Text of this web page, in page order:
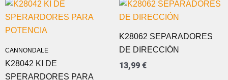
CANNONDALE
K28042 KI DE
SPERARDORES PARA
K28062 SEPARADORES
DE DIRECCIÓN
13,99 €